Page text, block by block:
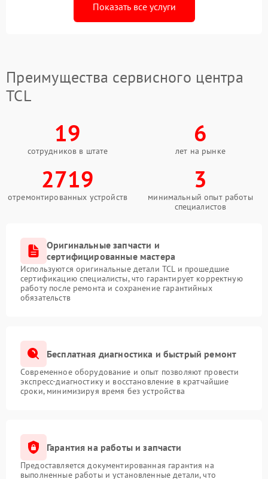
Показать все услуги
Преимущества сервисного центра
TCL
19
сотрудников в штате
6
лет на рынке
2719
отремонтированных устройств
3
минимальный опыт работы
специалистов
Оригинальные запчасти и
сертифицированные мастера
Используются оригинальные детали TCL и прошедшие
сертификацию специалисты, что гарантирует корректную
работу после ремонта и сохранение гарантийных
обязательств
Бесплатная диагностика и быстрый ремонт
Современное оборудование и опыт позволяют провести
экспресс-диагностику и восстановление в кратчайшие
сроки, минимизируя время без устройства
Гарантия на работы и запчасти
Предоставляется документированная гарантия на
выполненные работы и установленные детали, что